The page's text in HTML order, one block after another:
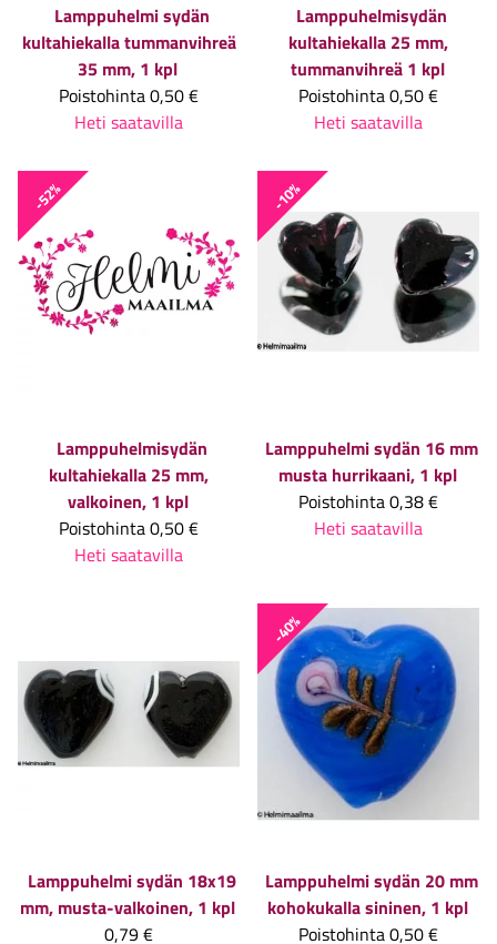
Lamppuhelmi sydän
kultahiekalla tummanvihreä
35 mm, 1 kpl
Poistohinta0,50 €
Heti saatavilla
Lamppuhelmisydän
kultahiekalla 25 mm,
tummanvihreä 1 kpl
Poistohinta0,50 €
Heti saatavilla
-52%
Lamppuhelmisydän
kultahiekalla 25 mm,
valkoinen, 1 kpl
Poistohinta0,50 €
Heti saatavilla
-10%
Lamppuhelmi sydän 16 mm
musta hurrikaani, 1 kpl
Poistohinta0,38 €
Heti saatavilla
Lamppuhelmi sydän 18x19
mm, musta-valkoinen, 1 kpl
0,79 €
-40%
Lamppuhelmi sydän 20 mm
kohokukalla sininen, 1 kpl
Poistohinta0,50 €